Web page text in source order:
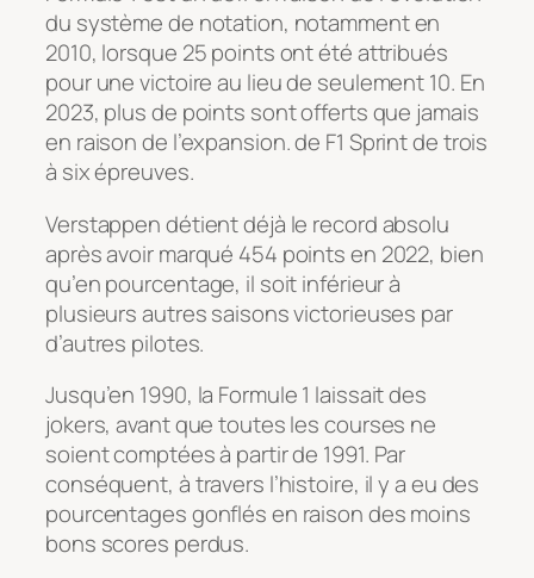
du système de notation, notamment en
2010, lorsque 25 points ont été attribués
pour une victoire au lieu de seulement 10. En
2023, plus de points sont offerts que jamais
en raison de l’expansion. de F1 Sprint de trois
à six épreuves.
Verstappen détient déjà le record absolu
après avoir marqué 454 points en 2022, bien
qu’en pourcentage, il soit inférieur à
plusieurs autres saisons victorieuses par
d’autres pilotes.
Jusqu’en 1990, la Formule 1 laissait des
jokers, avant que toutes les courses ne
soient comptées à partir de 1991. Par
conséquent, à travers l’histoire, il y a eu des
pourcentages gonflés en raison des moins
bons scores perdus.